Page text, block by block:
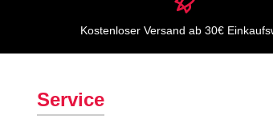
Kostenloser Versand ab 30€
Service